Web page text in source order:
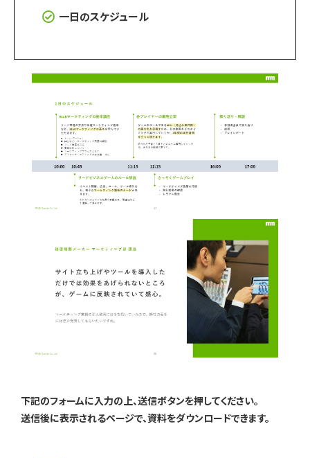
BtoBマーケティング基礎研修（ゲーム体験型）
導入事例
選ばれる理由
私たちの理念
インサイドセールス関連ブログ
一日のスケジュール
下記のフォームに入力の上、送信ボタンを押してください。
送信後に表示されるページで、資料をダウンロードできます。